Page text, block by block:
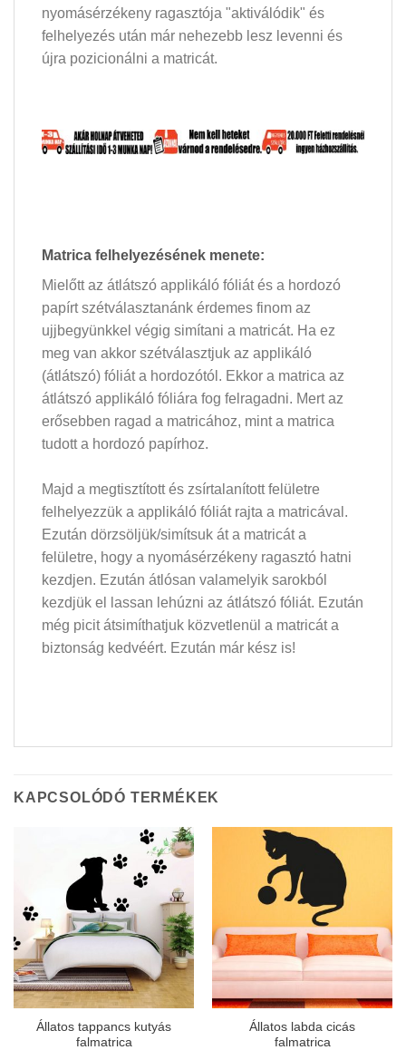
nyomásérzékeny ragasztója "aktiválódik" és
felhelyezés után már nehezebb lesz levenni és
újra pozicionálni a matricát.
Matrica felhelyezésének menete:
Mielőtt az átlátszó applikáló fóliát és a hordozó
papírt szétválasztanánk érdemes finom az
ujjbegyünkkel végig simítani a matricát. Ha ez
meg van akkor szétválasztjuk az applikáló
(átlátszó) fóliát a hordozótól. Ekkor a matrica az
átlátszó applikáló fóliára fog felragadni. Mert az
erősebben ragad a matricához, mint a matrica
tudott a hordozó papírhoz.
Majd a megtisztított és zsírtalanított felületre
felhelyezzük a applikáló fóliát rajta a matricával.
Ezután dörzsöljük/simítsuk át a matricát a
felületre, hogy a nyomásérzékeny ragasztó hatni
kezdjen. Ezután átlósan valamelyik sarokból
kezdjük el lassan lehúzni az átlátszó fóliát. Ezután
még picit átsimíthatjuk közvetlenül a matricát a
biztonság kedvéért. Ezután már kész is!
KAPCSOLÓDÓ TERMÉKEK
Állatos tappancs kutyás
falmatrica
Állatos labda cicás
falmatrica